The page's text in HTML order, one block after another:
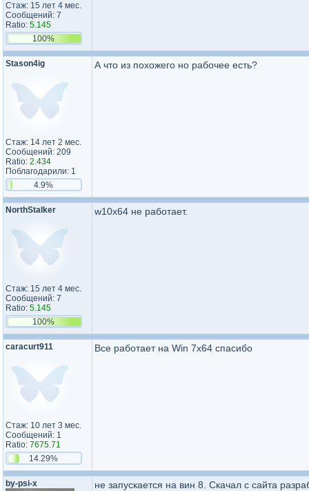
Стаж: 15 лет 4 мес.
Сообщений: 7
Ratio: 5.145
100%
Stason4ig
Стаж: 14 лет 2 мес.
Сообщений: 209
Ratio: 2.434
Поблагодарили: 1
4.9%
А что из похожего но рабочее есть?
NorthStalker
Стаж: 15 лет 4 мес.
Сообщений: 7
Ratio: 5.145
100%
w10x64 не работает.
caracurt911
Стаж: 10 лет 3 мес.
Сообщений: 1
Ratio: 7675.71
14.29%
Все работает на Win 7x64 спасибо
by-psi-x
не запускается на вин 8. Скачал с сайта